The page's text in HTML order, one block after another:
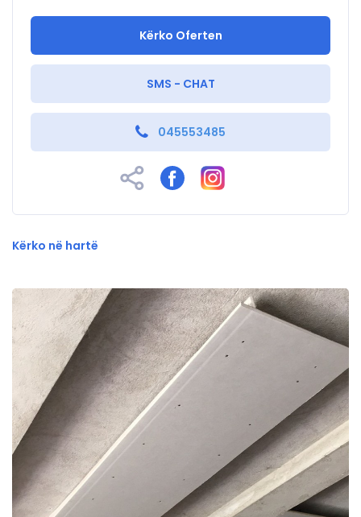
Kërko Oferten
SMS - CHAT
045553485
Kërko në hartë